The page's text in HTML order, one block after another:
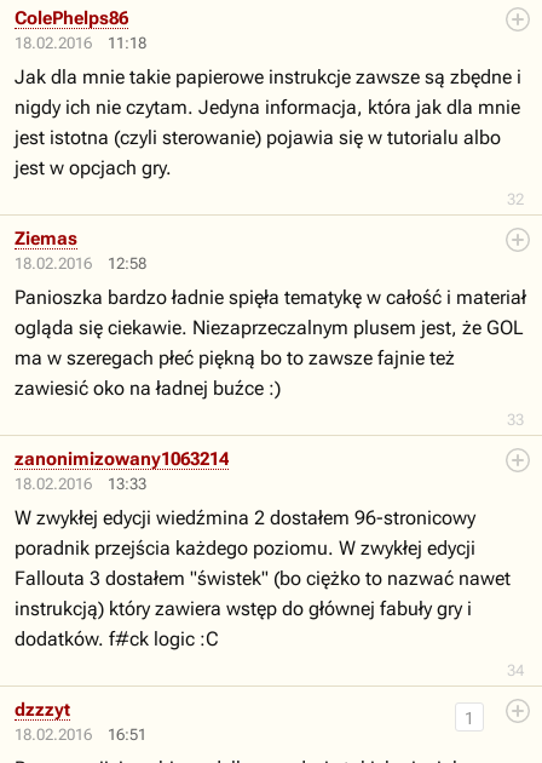
18.02.2016 11:18
32
ColePhelps86
Jak dla mnie takie papierowe instrukcje zawsze są zbędne i
nigdy ich nie czytam. Jedyna informacja, która jak dla mnie
jest istotna (czyli sterowanie) pojawia się w tutorialu albo
jest w opcjach gry.
18.02.2016 12:58
33
Ziemas
Panioszka bardzo ładnie spięła tematykę w całość i materiał
ogląda się ciekawie. Niezaprzeczalnym plusem jest, że GOL
ma w szeregach płeć piękną bo to zawsze fajnie też
zawiesić oko na ładnej buźce :)
18.02.2016 13:33
34
zanonimizowany1063214
W zwykłej edycji wiedźmina 2 dostałem 96-stronicowy
poradnik przejścia każdego poziomu. W zwykłej edycji
Fallouta 3 dostałem "świstek" (bo ciężko to nazwać nawet
instrukcją) który zawiera wstęp do głównej fabuły gry i
dodatków. f#ck logic :C
18.02.2016 16:51
1
dzzzyt